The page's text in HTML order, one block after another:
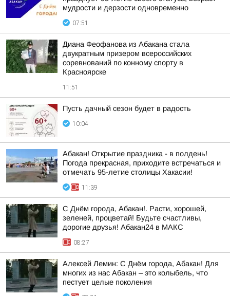
мудрости и дерзости одновременно
07:51
Диана Феофанова из Абакана стала
двукратным призером всероссийских
соревнований по конному спорту в
Красноярске
11:51
Пусть дачный сезон будет в радость
10:04
Абакан! Открытие праздника - в полдень!
Погода прекрасная, приходите встречаться и
отмечать 95-летие столицы Хакасии!
11:39
С Днём города, Абакан!. Расти, хорошей,
зеленей, процветай! Будьте счастливы,
дорогие друзья! Абакан24 в МАКС
08:27
Алексей Лемин: С Днём города, Абакан! Для
многих из нас Абакан – это колыбель, что
пестует целые поколения